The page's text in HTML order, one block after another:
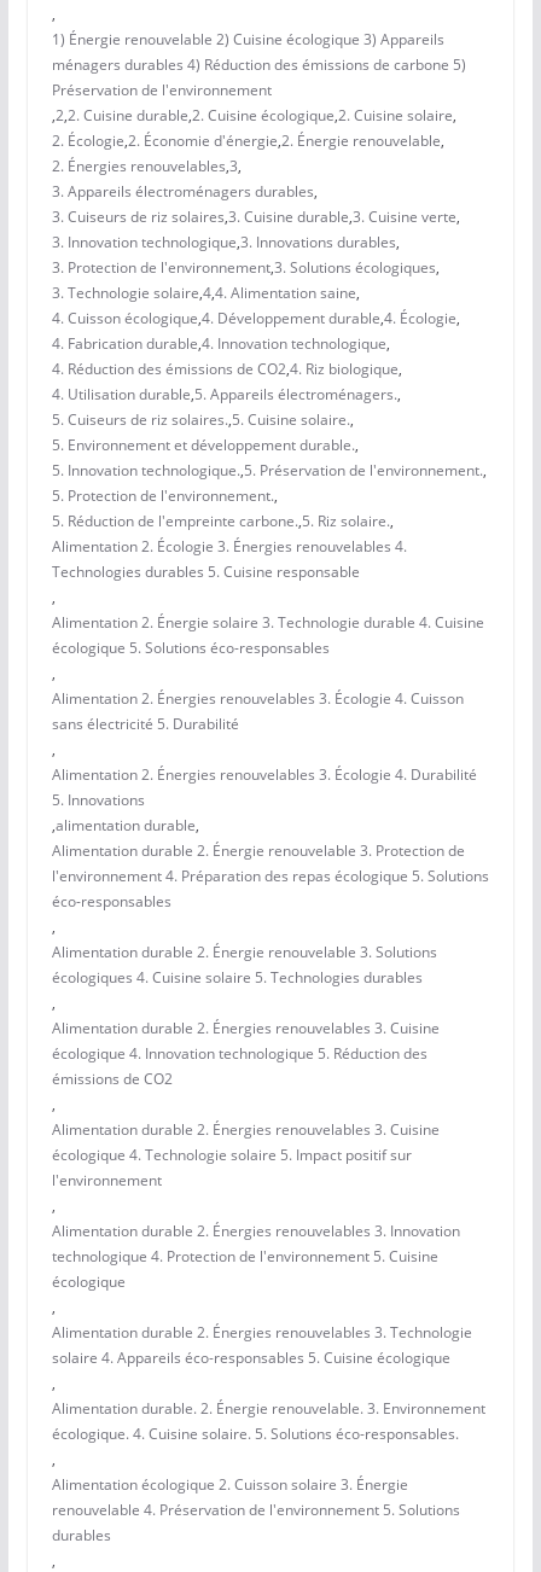
,
1) Énergie renouvelable 2) Cuisine écologique 3) Appareils
ménagers durables 4) Réduction des émissions de carbone 5)
Préservation de l'environnement
,2,2. Cuisine durable,2. Cuisine écologique,2. Cuisine solaire,
2. Écologie,2. Économie d'énergie,2. Énergie renouvelable,
2. Énergies renouvelables,3,
3. Appareils électroménagers durables,
3. Cuiseurs de riz solaires,3. Cuisine durable,3. Cuisine verte,
3. Innovation technologique,3. Innovations durables,
3. Protection de l'environnement,3. Solutions écologiques,
3. Technologie solaire,4,4. Alimentation saine,
4. Cuisson écologique,4. Développement durable,4. Écologie,
4. Fabrication durable,4. Innovation technologique,
4. Réduction des émissions de CO2,4. Riz biologique,
4. Utilisation durable,5. Appareils électroménagers.,
5. Cuiseurs de riz solaires.,5. Cuisine solaire.,
5. Environnement et développement durable.,
5. Innovation technologique.,5. Préservation de l'environnement.,
5. Protection de l'environnement.,
5. Réduction de l'empreinte carbone.,5. Riz solaire.,
Alimentation 2. Écologie 3. Énergies renouvelables 4.
Technologies durables 5. Cuisine responsable
,
Alimentation 2. Énergie solaire 3. Technologie durable 4. Cuisine
écologique 5. Solutions éco-responsables
,
Alimentation 2. Énergies renouvelables 3. Écologie 4. Cuisson
sans électricité 5. Durabilité
,
Alimentation 2. Énergies renouvelables 3. Écologie 4. Durabilité
5. Innovations
,alimentation durable,
Alimentation durable 2. Énergie renouvelable 3. Protection de
l'environnement 4. Préparation des repas écologique 5. Solutions
éco-responsables
,
Alimentation durable 2. Énergie renouvelable 3. Solutions
écologiques 4. Cuisine solaire 5. Technologies durables
,
Alimentation durable 2. Énergies renouvelables 3. Cuisine
écologique 4. Innovation technologique 5. Réduction des
émissions de CO2
,
Alimentation durable 2. Énergies renouvelables 3. Cuisine
écologique 4. Technologie solaire 5. Impact positif sur
l'environnement
,
Alimentation durable 2. Énergies renouvelables 3. Innovation
technologique 4. Protection de l'environnement 5. Cuisine
écologique
,
Alimentation durable 2. Énergies renouvelables 3. Technologie
solaire 4. Appareils éco-responsables 5. Cuisine écologique
,
Alimentation durable. 2. Énergie renouvelable. 3. Environnement
écologique. 4. Cuisine solaire. 5. Solutions éco-responsables.
,
Alimentation écologique 2. Cuisson solaire 3. Énergie
renouvelable 4. Préservation de l'environnement 5. Solutions
durables
,